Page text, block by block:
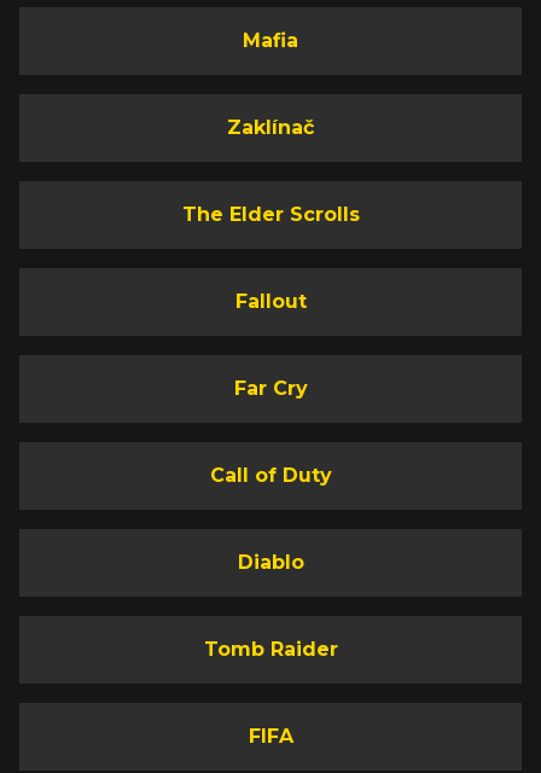
Mafia
Zaklínač
The Elder Scrolls
Fallout
Far Cry
Call of Duty
Diablo
Tomb Raider
FIFA